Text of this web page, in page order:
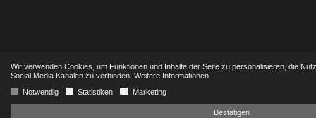
Wir verwenden Cookies, um Funktionen und Inhalte der Seite zu personalisieren, die
Social Media Kanälen zu verbinden. Weitere Informationen
Notwendig
Statistiken Marketing
Bestätigen